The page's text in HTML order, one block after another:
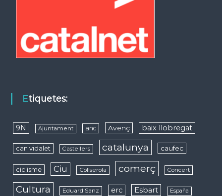
Etiquetes:
9N Ajuntament anc Avenç baix llobregat
can vidalet Castellers catalunya caufec
ciclisme Ciu Collserola comerç Concert
Cultura Eduard Sanz erc Esbart España